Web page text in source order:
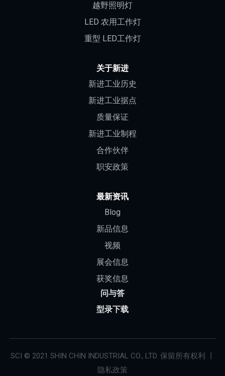
越野照明灯
LED 农用工作灯
重型 LED工作灯
关于新进
新进工业历史
新进工业据点
质量保证
新进工业制程
合作伙伴
职安政策
最新资讯
Blog
新品信息
视频
展会信息
获奖信息
问与答
型录下载
SCI © 2021 SHIN CHIN INDUSTRIAL CO., LTD. 保留所有权利 丨
隐私政策